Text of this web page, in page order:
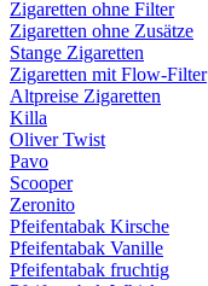
Zigaretten ohne Filter
Zigaretten ohne Zusätze
Stange Zigaretten
Zigaretten mit Flow-Filter
Altpreise Zigaretten
Killa
Oliver Twist
Pavo
Scooper
Zeronito
Pfeifentabak Kirsche
Pfeifentabak Vanille
Pfeifentabak fruchtig